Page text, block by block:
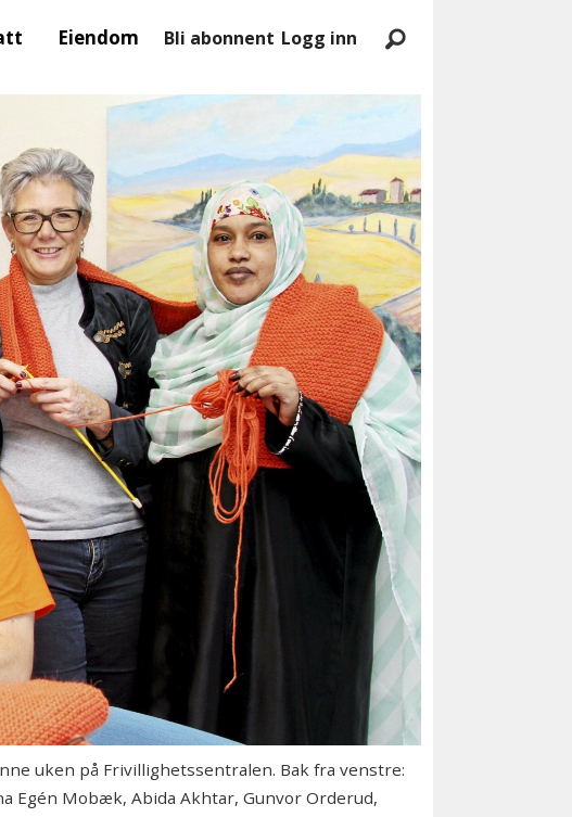
Eiendom Bli abonnent Logg inn
uken på Frivillighetssentralen. Bak fra venstre:
Egén Mobæk, Abida Akhtar, Gunvor Orderud,